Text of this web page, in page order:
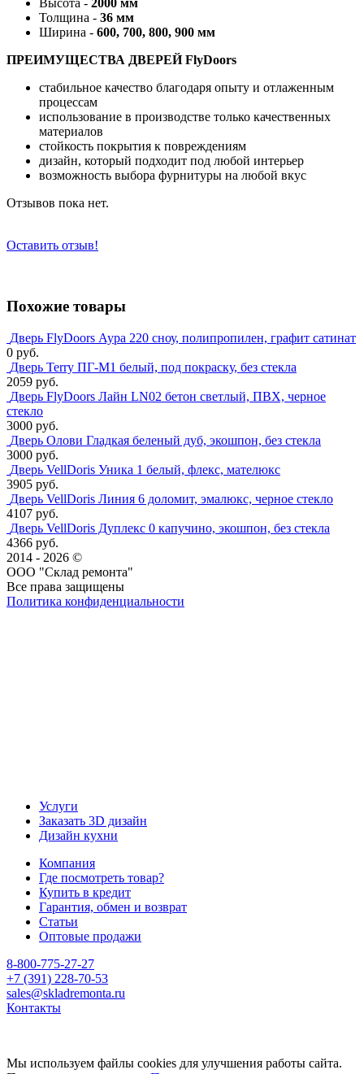
Высота - 2000 мм
Толщина - 36 мм
Ширина - 600, 700, 800, 900 мм
ПРЕИМУЩЕСТВА ДВЕРЕЙ FlyDoors
стабильное качество благодаря опыту и отлаженным
процессам
использование в производстве только качественных
материалов
стойкость покрытия к повреждениям
дизайн, который подходит под любой интерьер
возможность выбора фурнитуры на любой вкус
Отзывов пока нет.
Оставить отзыв!
Похожие товары
Дверь FlyDoors Аура 220 сноу, полипропилен, графит сатинат
0 руб.
Дверь Terry ПГ-М1 белый, под покраску, без стекла
2059 руб.
Дверь FlyDoors Лайн LN02 бетон светлый, ПВХ, черное
стекло
3000 руб.
Дверь Олови Гладкая беленый дуб, экошпон, без стекла
3000 руб.
Дверь VellDoris Уника 1 белый, флекс, мателюкс
3905 руб.
Дверь VellDoris Линия 6 доломит, эмалюкс, черное стекло
4107 руб.
Дверь VellDoris Дуплекс 0 капучино, экошпон, без стекла
4366 руб.
2014 - 2026 ©
ООО "Склад ремонта"
Все права защищены
Политика конфиденциальности
Услуги
Заказать 3D дизайн
Дизайн кухни
Компания
Где посмотреть товар?
Купить в кредит
Гарантия, обмен и возврат
Статьи
Оптовые продажи
8-800-775-27-27
+7 (391) 228-70-53
sales@skladremonta.ru
Контакты
Мы используем файлы cookies для улучшения работы сайта.